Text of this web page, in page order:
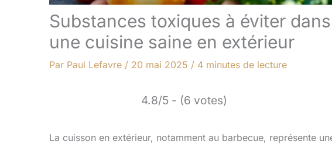
Substances toxiques à éviter
une cuisine saine en extérieur
Par Paul Lefavre / 20 mai 2025 / 4 minutes de lecture
4.8/5 - (6 votes)
La cuisson en extérieur, notamment au barbecue, représente